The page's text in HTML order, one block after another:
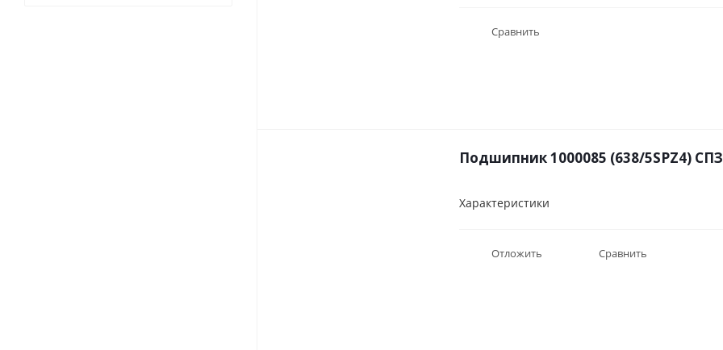
Сравнить
Подшипник 1000085 (638/5SPZ4)
Характеристики
Отложить Сравнить